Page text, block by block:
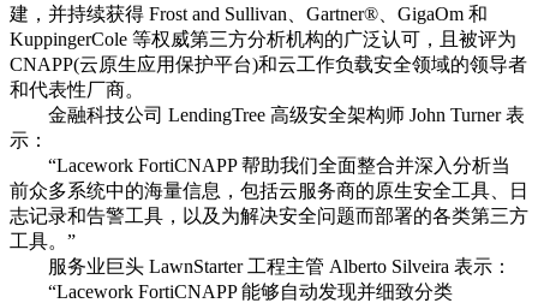
建，并持续获得 Frost and Sullivan、Gartner®、GigaOm 和
KuppingerCole 等权威第三方分析机构的广泛认可，且被评为
CNAPP(云原生应用保护平台)和云工作负载安全领域的领导者
和代表性厂商。
金融科技公司 LendingTree 高级安全架构师 John Turner 表
示：
“Lacework FortiCNAPP 帮助我们全面整合并深入分析当
前众多系统中的海量信息，包括云服务商的原生安全工具、日
志记录和告警工具，以及为解决安全问题而部署的各类第三方
工具。”
服务业巨头 LawnStarter 工程主管 Alberto Silveira 表示：
“Lacework FortiCNAPP 能够自动发现并细致分类